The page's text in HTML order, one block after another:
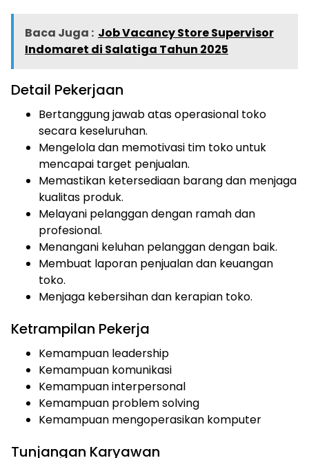
Baca Juga : Job Vacancy Store Supervisor
Indomaret di Salatiga Tahun 2025
Detail Pekerjaan
Bertanggung jawab atas operasional toko
secara keseluruhan.
Mengelola dan memotivasi tim toko untuk
mencapai target penjualan.
Memastikan ketersediaan barang dan menjaga
kualitas produk.
Melayani pelanggan dengan ramah dan
profesional.
Menangani keluhan pelanggan dengan baik.
Membuat laporan penjualan dan keuangan
toko.
Menjaga kebersihan dan kerapian toko.
Ketrampilan Pekerja
Kemampuan leadership
Kemampuan komunikasi
Kemampuan interpersonal
Kemampuan problem solving
Kemampuan mengoperasikan komputer
Tunjangan Karyawan